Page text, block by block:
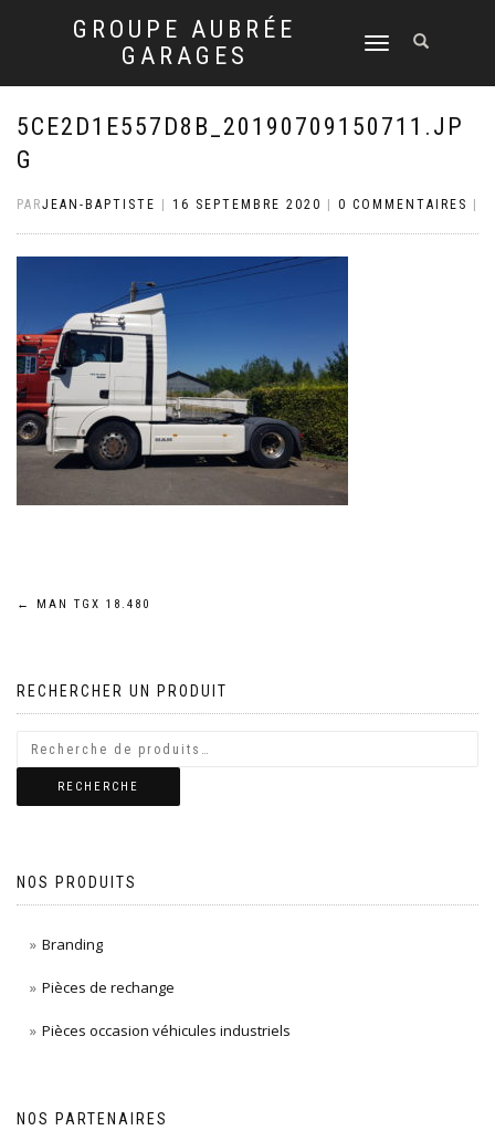
GROUPE AUBRÉE
GARAGES
DÉPLIER
NAVIGATION
5CE2D1E557D8B_20190709150711.JP
G
PARJEAN-BAPTISTE 16 SEPTEMBRE 2020 0 COMMENTAIRES
Navigation
l’article
← MAN TGX 18.480
RECHERCHER UN PRODUIT
RECHERCHE
NOS PRODUITS
Branding
Pièces de rechange
Pièces occasion véhicules industriels
NOS PARTENAIRES